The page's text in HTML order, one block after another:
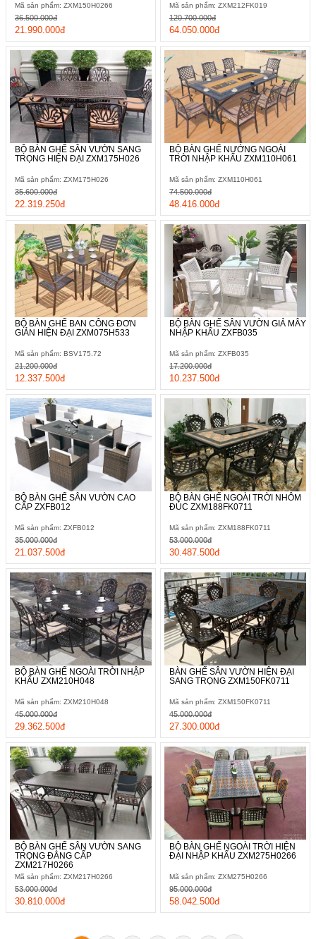
Mã sản phẩm: ZXM150H0266
21.990.000đ
36.500.000đ
Mã sản phẩm: ZXM212FK019
64.050.000đ
120.700.000đ
BỘ BÀN GHẾ SÂN VƯỜN SANG
TRỌNG HIỆN ĐẠI ZXM175H026
Mã sản phẩm: ZXM175H026
22.319.250đ
35.600.000đ
BỘ BÀN GHẾ NƯỚNG NGOÀI
TRỜI NHẬP KHẨU ZXM110H061
Mã sản phẩm: ZXM110H061
48.416.000đ
74.500.000đ
BỘ BÀN GHẾ BAN CÔNG ĐƠN
GIẢN HIỆN ĐẠI ZXM075H533
Mã sản phẩm: BSV175.72
12.337.500đ
21.200.000đ
BỘ BÀN GHẾ SÂN VƯỜN GIẢ MÂY
NHẬP KHẨU ZXFB035
Mã sản phẩm: ZXFB035
10.237.500đ
17.200.000đ
BỘ BÀN GHẾ SÂN VƯỜN CAO
CẤP ZXFB012
Mã sản phẩm: ZXFB012
21.037.500đ
35.000.000đ
BỘ BÀN GHẾ NGOÀI TRỜI NHÔM
ĐÚC ZXM188FK0711
Mã sản phẩm: ZXM188FK0711
30.487.500đ
53.000.000đ
BỘ BÀN GHẾ NGOÀI TRỜI NHẬP
KHẨU ZXM210H048
Mã sản phẩm: ZXM210H048
29.362.500đ
45.000.000đ
BÀN GHẾ SÂN VƯỜN HIỆN ĐẠI
SANG TRỌNG ZXM150FK0711
Mã sản phẩm: ZXM150FK0711
27.300.000đ
45.000.000đ
BỘ BÀN GHẾ SÂN VƯỜN SANG
TRỌNG ĐẲNG CẤP
ZXM217H0266
Mã sản phẩm: ZXM217H0266
30.810.000đ
53.000.000đ
BỘ BÀN GHẾ NGOÀI TRỜI HIỆN
ĐẠI NHẬP KHẨU ZXM275H0266
Mã sản phẩm: ZXM275H0266
58.042.500đ
95.000.000đ